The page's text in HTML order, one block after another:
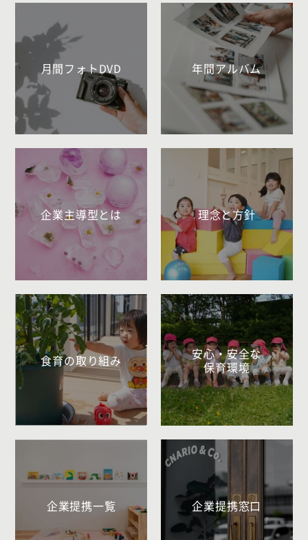
月間フォトDVD 年間アルバム
企業主導型とは 理念と方針
食育の取り組み
安心・安全な
保育環境
企業提携一覧 企業提携窓口